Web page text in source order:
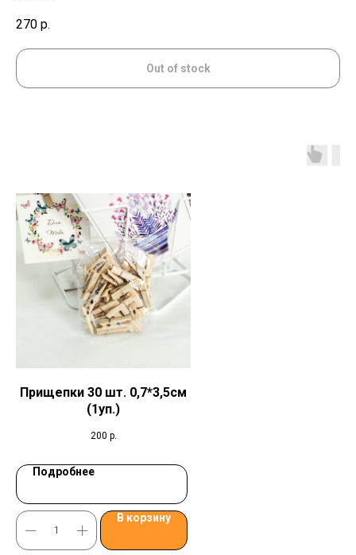
270 р.
Out of stock
Прищепки 30 шт. 0,7*3,5см
(1уп.)
200 р.
Подробнее
В корзину